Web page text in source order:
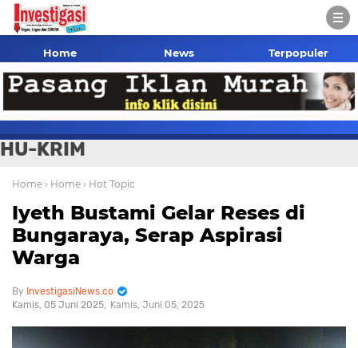
Home News Terpopuler
HU-KRIM
Home › Home › Hot Topic
Iyeth Bustami Gelar Reses di
Bungaraya, Serap Aspirasi
Warga
InvestigasiNews.co
Kamis, 05 Juni 2025
Kamis, Juni 05, 2025